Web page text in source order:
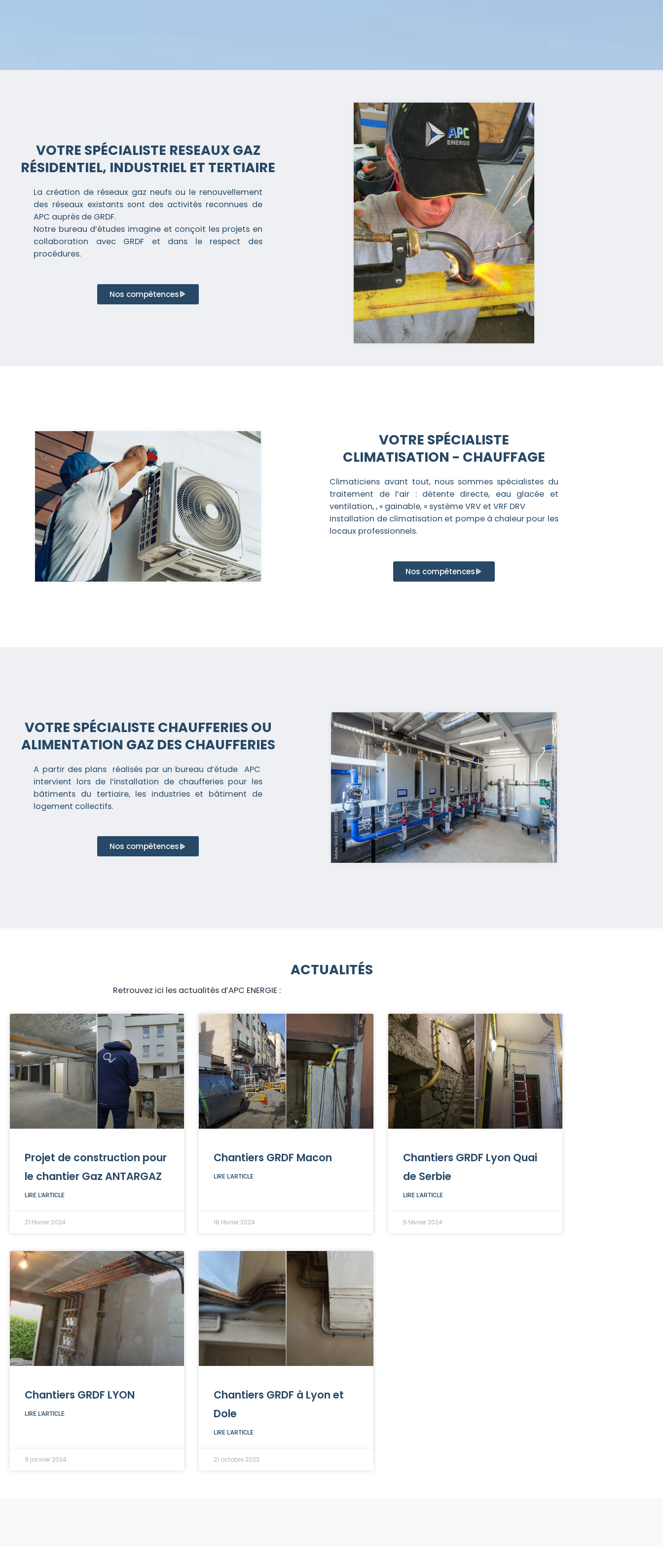
VOTRE SPÉCIALISTE RESEAUX GAZ
RÉSIDENTIEL, INDUSTRIEL ET TERTIAIRE
La création de réseaux gaz neufs ou le renouvellement
des réseaux existants sont des activités reconnues de
APC auprès de GRDF.
Notre bureau d’études imagine et conçoit les projets en
collaboration avec GRDF et dans le respect des
procédures.
Nos compétences
VOTRE SPÉCIALISTE
CLIMATISATION - CHAUFFAGE
Climaticiens avant tout, nous sommes spécialistes du
traitement de l’air : détente directe, eau glacée et
ventilation, , « gainable, » système VRV et VRF DRV
installation de climatisation et pompe à chaleur pour les
locaux professionnels.
Nos compétences
VOTRE SPÉCIALISTE CHAUFFERIES OU
ALIMENTATION GAZ DES CHAUFFERIES
A partir des plans réalisés par un bureau d’étude APC
intervient lors de l’installation de chaufferies pour les
bâtiments du tertiaire, les industries et bâtiment de
logement collectifs.
Nos compétences
ACTUALITÉS
Retrouvez ici les actualités d’APC ENERGIE :
Projet de construction pour
le chantier Gaz ANTARGAZ
LIRE L'ARTICLE
21 février 2024
Chantiers GRDF Macon
LIRE L'ARTICLE
18 février 2024
Chantiers GRDF Lyon Quai
de Serbie
LIRE L'ARTICLE
5 février 2024
Chantiers GRDF LYON
LIRE L'ARTICLE
9 janvier 2024
Chantiers GRDF à Lyon et
Dole
LIRE L'ARTICLE
21 octobre 2023